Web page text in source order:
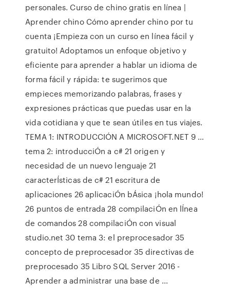
personales. Curso de chino gratis en línea |
Aprender chino Cómo aprender chino por tu
cuenta ¡Empieza con un curso en línea fácil y
gratuito! Adoptamos un enfoque objetivo y
eficiente para aprender a hablar un idioma de
forma fácil y rápida: te sugerimos que
empieces memorizando palabras, frases y
expresiones prácticas que puedas usar en la
vida cotidiana y que te sean útiles en tus viajes.
TEMA 1: INTRODUCCIÓN A MICROSOFT.NET 9 …
tema 2: introducciÓn a c# 21 origen y
necesidad de un nuevo lenguaje 21
caracterÍsticas de c# 21 escritura de
aplicaciones 26 aplicaciÓn bÁsica ¡hola mundo!
26 puntos de entrada 28 compilaciÓn en lÍnea
de comandos 28 compilaciÓn con visual
studio.net 30 tema 3: el preprocesador 35
concepto de preprocesador 35 directivas de
preprocesado 35 Libro SQL Server 2016 -
Aprender a administrar una base de ...